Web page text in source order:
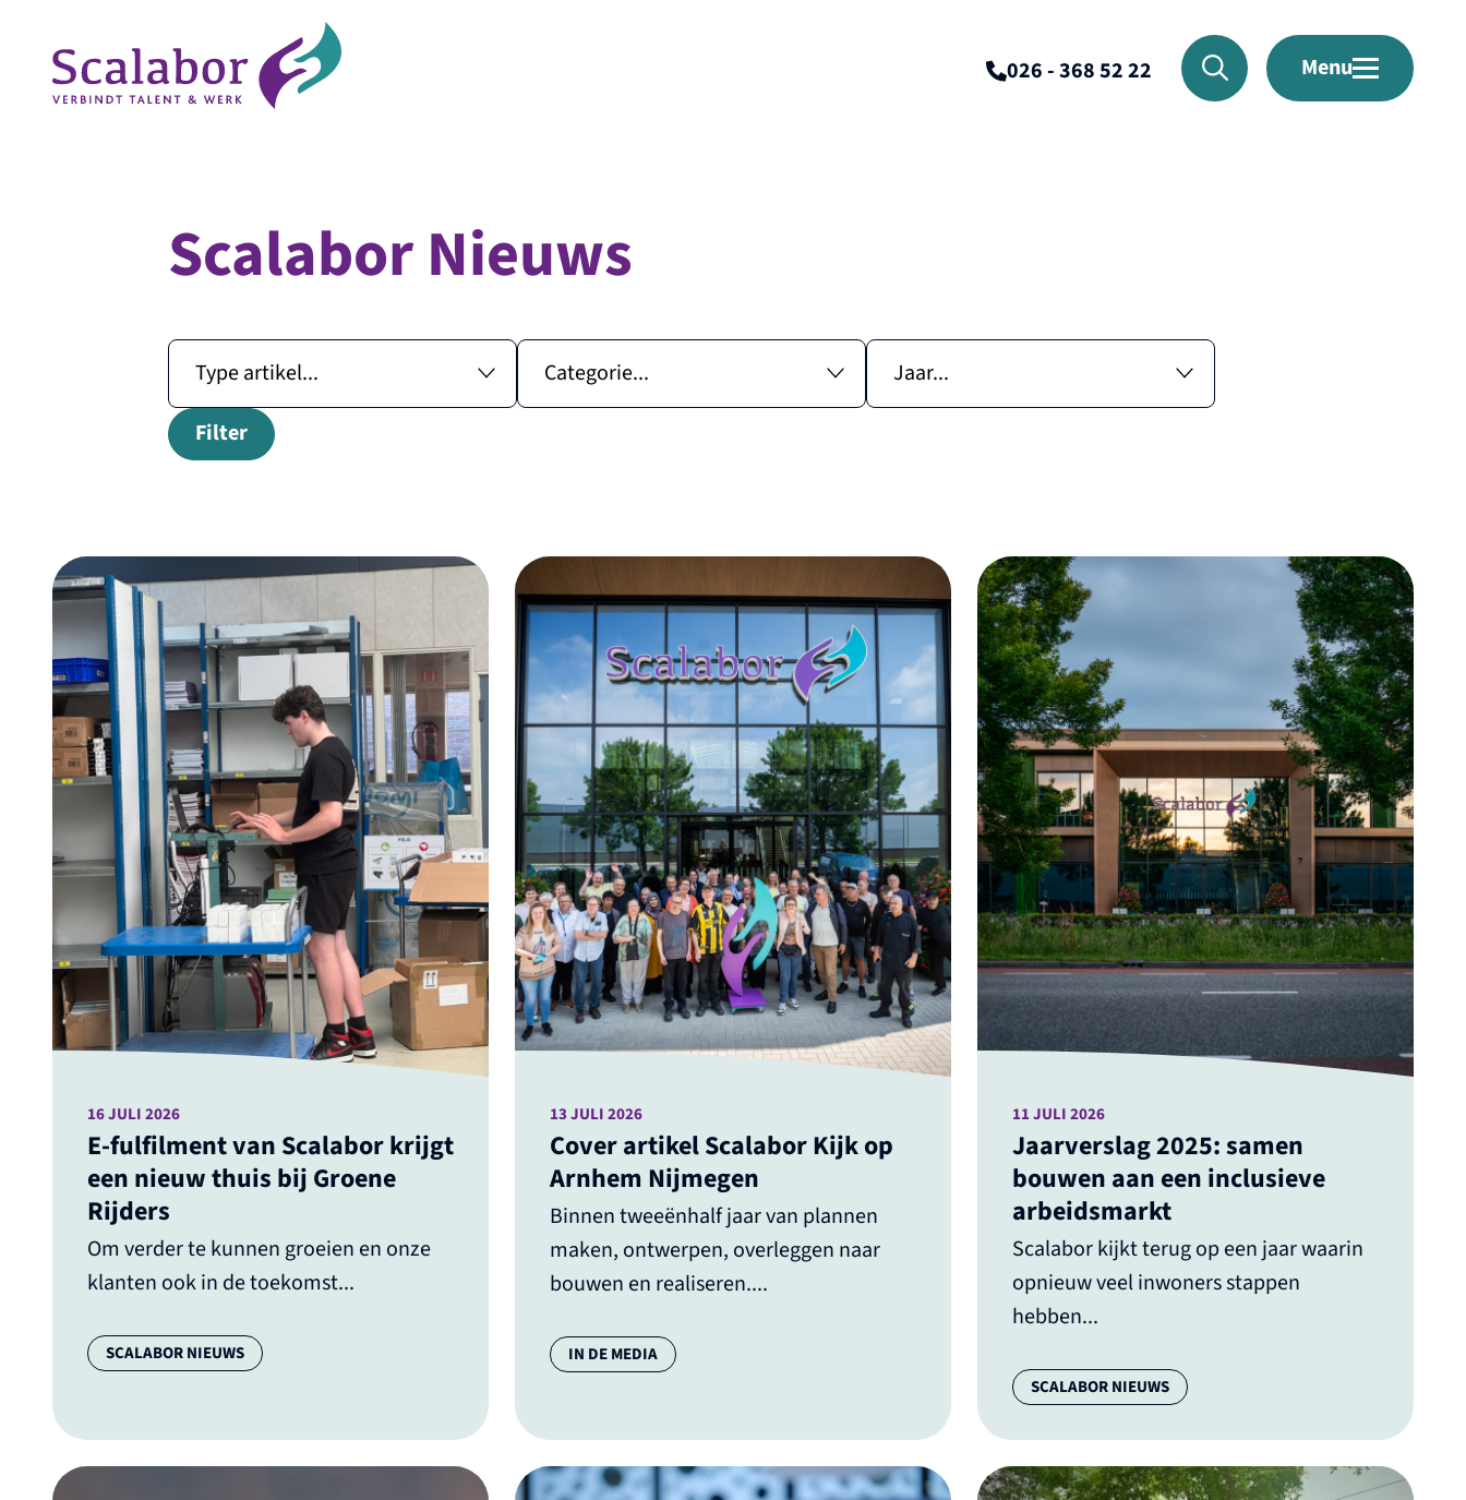
026 - 368 52 22 Menu
Scalabor Nieuws
Filter
E-fulfilment van Scalabor krijgt
een nieuw thuis bij Groene
Rijders
Om verder te kunnen groeien en onze
klanten ook in de toekomst...
16 JULI 2026
Categorie:
SCALABOR NIEUWS
Cover artikel Scalabor Kijk op
Arnhem Nijmegen
Binnen tweeënhalf jaar van plannen
maken, ontwerpen, overleggen naar
bouwen en realiseren....
13 JULI 2026
Categorie:
IN DE MEDIA
Jaarverslag 2025: samen
bouwen aan een inclusieve
arbeidsmarkt
Scalabor kijkt terug op een jaar waarin
opnieuw veel inwoners stappen
hebben...
11 JULI 2026
Categorie:
SCALABOR NIEUWS